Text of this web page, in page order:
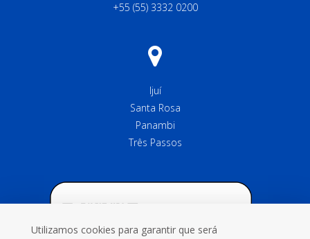
+55 (55) 3332 0200
Ijuí
Santa Rosa
Panambi
Três Passos
Utilizamos cookies para garantir que será